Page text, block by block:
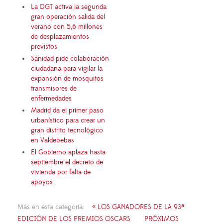
La DGT activa la segunda
gran operación salida del
verano con 5,6 millones
de desplazamientos
previstos
Sanidad pide colaboración
ciudadana para vigilar la
expansión de mosquitos
transmisores de
enfermedades
Madrid da el primer paso
urbanístico para crear un
gran distrito tecnológico
en Valdebebas
El Gobierno aplaza hasta
septiembre el decreto de
vivienda por falta de
apoyos
Más en esta categoría:
« LOS GANADORES DE LA 93ª
EDICIÓN DE LOS PREMIOS OSCARS
PRÓXIMOS